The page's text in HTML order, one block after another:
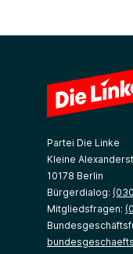
Partei Die Linke
Kleine
10178 Berlin
Bürgerdialog:
Mitgliedsfragen: